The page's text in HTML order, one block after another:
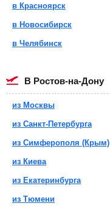
в Красноярск
в Новосибирск
в Челябинск
в Ростов-на-Дону
из Москвы
из Санкт-Петербурга
из Симферополя (Крым)
из Киева
из Екатеринбурга
из Тюмени